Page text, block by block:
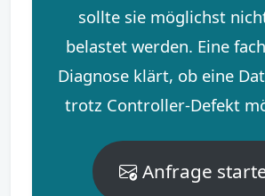
sollte sie möglichst
belastet werden. Eine
Diagnose klärt, ob eine
trotz Controller-Defekt
Anfrage